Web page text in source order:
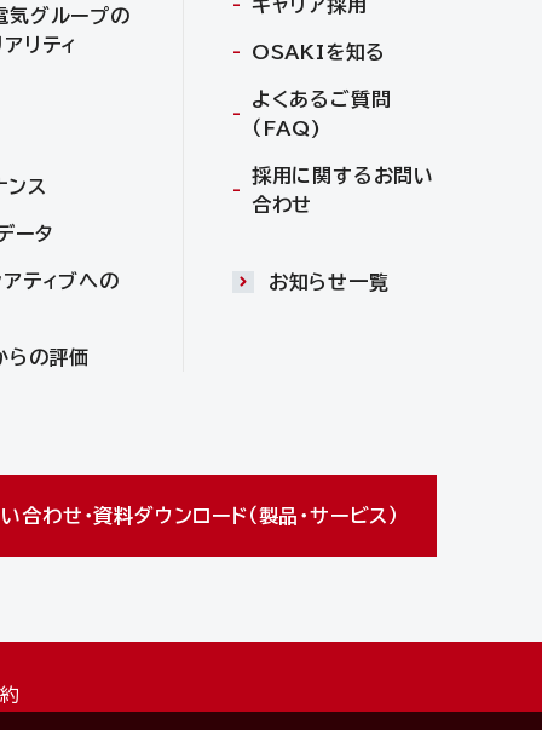
気グループの
リティ
ンス
ータ
アティブへの
らの評価
キャリア採用
OSAKIを知る
よくあるご質問
（FAQ)
採用に関するお問い
合わせ
お知らせ一覧
合わせ・資料ダウンロード（製品・サービス）